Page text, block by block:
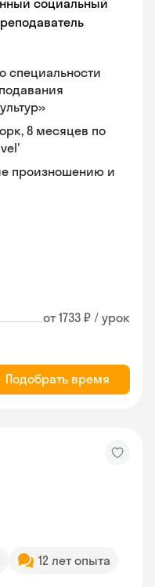
социальный
специальности
8 месяцев по
произношению и
от 1733 ₽ / урок
Подобрать время
12 лет опыта